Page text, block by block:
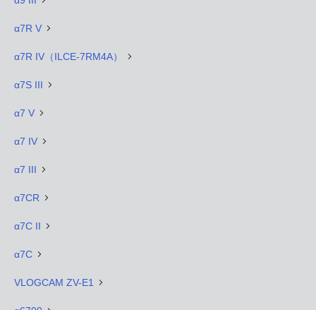
α7R V
α7R IV（ILCE-7RM4A）
α7S III
α7 V
α7 IV
α7 III
α7CR
α7C II
α7C
VLOGCAM ZV-E1